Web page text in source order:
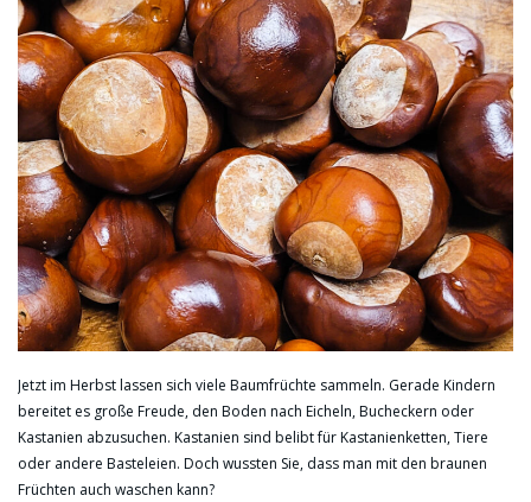
Jetzt im Herbst lassen sich viele Baumfrüchte sammeln. Gerade Kindern
bereitet es große Freude, den Boden nach Eicheln, Bucheckern oder
Kastanien abzusuchen. Kastanien sind belibt für Kastanienketten, Tiere
oder andere Basteleien. Doch wussten Sie, dass man mit den braunen
Früchten auch waschen kann?